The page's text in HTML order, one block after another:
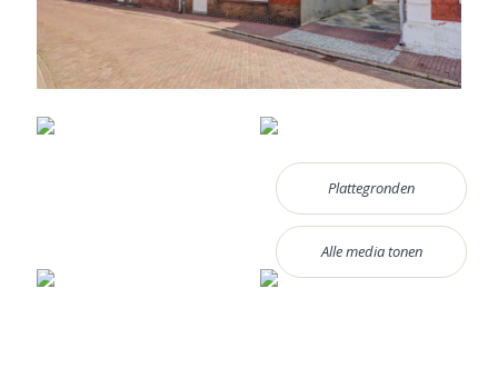
Plattegronden
Alle media tonen